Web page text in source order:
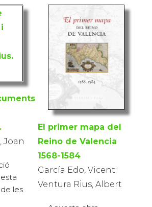
Joan
les
El primer mapa del
Reino de Valencia
1568-1584
García Edo, Vicent;
Ventura Rius, Albert